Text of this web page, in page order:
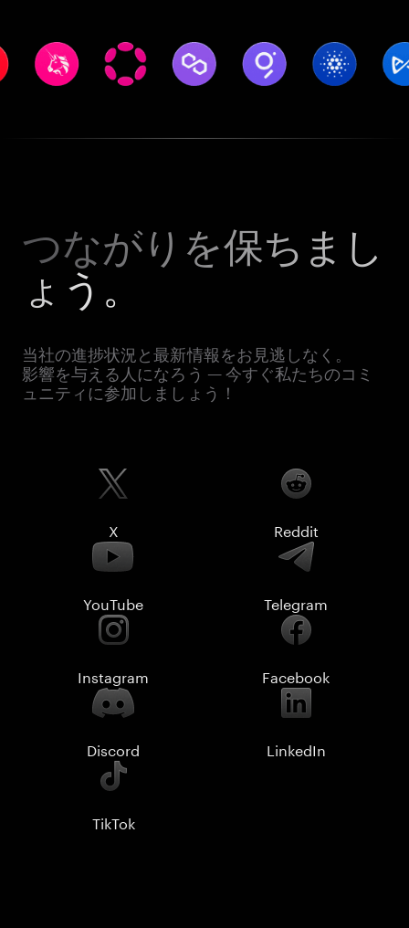
つながりを保ちまし
ょう。
当社の進捗状況と最新情報をお見逃しなく。
影響を与える人になろう — 今すぐ私たちのコミ
ュニティに参加しましょう！
X Reddit
YouTube Telegram
Instagram Facebook
Discord LinkedIn
TikTok